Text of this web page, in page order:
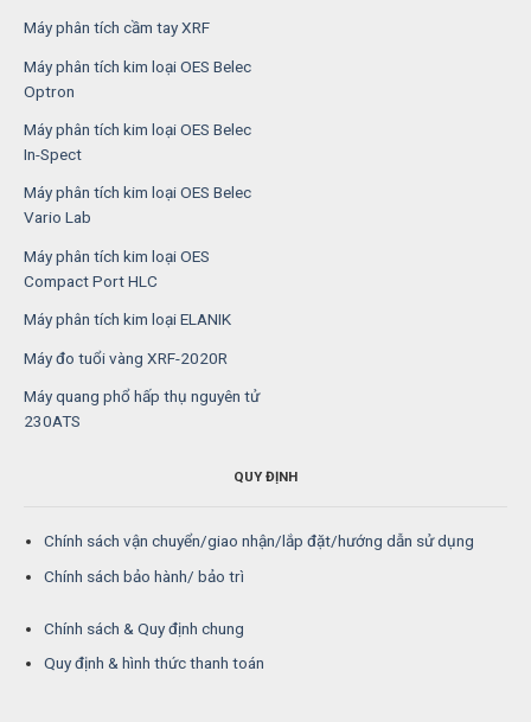
Máy phân tích cầm tay XRF
Máy phân tích kim loại OES Belec
Optron
Máy phân tích kim loại OES Belec
In-Spect
Máy phân tích kim loại OES Belec
Vario Lab
Máy phân tích kim loại OES
Compact Port HLC
Máy phân tích kim loại ELANIK
Máy đo tuổi vàng XRF-2020R
Máy quang phổ hấp thụ nguyên tử
230ATS
QUY ĐỊNH
Chính sách vận chuyển/giao nhận/lắp đặt/hướng dẫn sử dụng
Chính sách bảo hành/ bảo trì
Chính sách & Quy định chung
Quy định & hình thức thanh toán